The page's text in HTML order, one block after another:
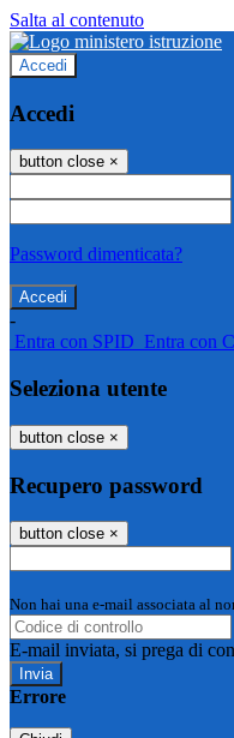
Salta al contenuto
Accedi
Accedi
button close ×
Password dimenticata?
-
Entra con SPID Entra con
Seleziona utente
button close ×
Recupero password
button close ×
Non hai una e-mail associata al
E-mail inviata, si prega di
Errore